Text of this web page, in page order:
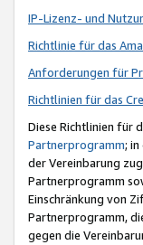
IP-Lizenz- und
Richtlinie für das
Anforderungen für
Richtlinien für das
Diese Richtlinien für
Partnerprogramm;
der Vereinbarung
Partnerprogramm
Einschränkung von
Partnerprogramm,
gegen die